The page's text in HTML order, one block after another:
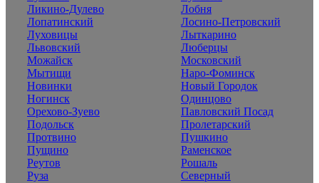
Ликино-Дулево
Лобня
Лопатинский
Лосино-Петровский
Луховицы
Лыткарино
Львовский
Люберцы
Можайск
Московский
Мытищи
Наро-Фоминск
Новинки
Новый Городок
Ногинск
Одинцово
Орехово-Зуево
Павловский Посад
Подольск
Пролетарский
Протвино
Пушкино
Пущино
Раменское
Реутов
Рошаль
Руза
Северный